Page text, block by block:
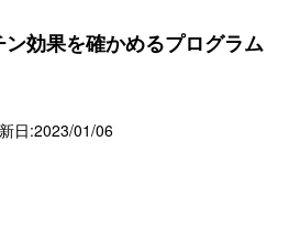
ン効果を確かめるプログラム
日:2023/01/06